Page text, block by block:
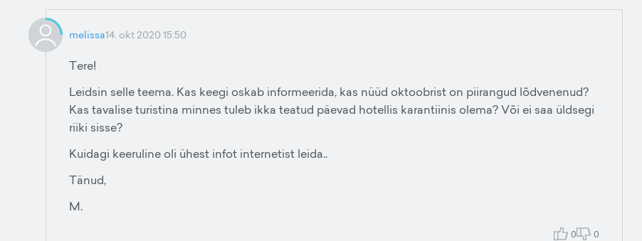
melissa14. okt 2020 15:50
Tere!
Leidsin selle teema. Kas keegi oskab informeerida, kas nüüd oktoobrist on piirangud lõdvenenud?
Kas tavalise turistina minnes tuleb ikka teatud päevad hotellis karantiinis olema? Või ei saa üldsegi
riiki sisse?
Kuidagi keeruline oli ühest infot internetist leida..
Tänud,
M.
0 0